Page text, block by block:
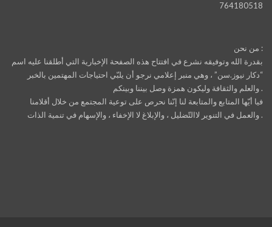
764180518
من نحن :
بقدرة الله وتوفيقه نشرع في افتتاح هذه الصفحة الإخبارية التي أطلقنا عليه اسم
“دكار نيوز.سن” ، وهي منبر إعلامي نرجو أن يلبّي احتياجات المهتمين بالخبر
والعلم والثقافة وليكون همزة وصل بيننا وبينكم .
فيا أيّها المتابع والمتابعة لنا إنّنا نحرص على توعية المجتمع من خلال أقلامنا
والعمل في التنوير لاالتّضليل ، والإبلاغ لا الإخفاء ، والإسهام في تنمية الذات .